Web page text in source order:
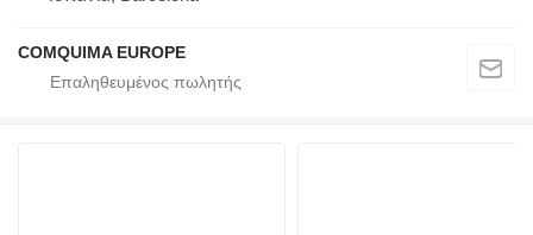
COMQUIMA EUROPE